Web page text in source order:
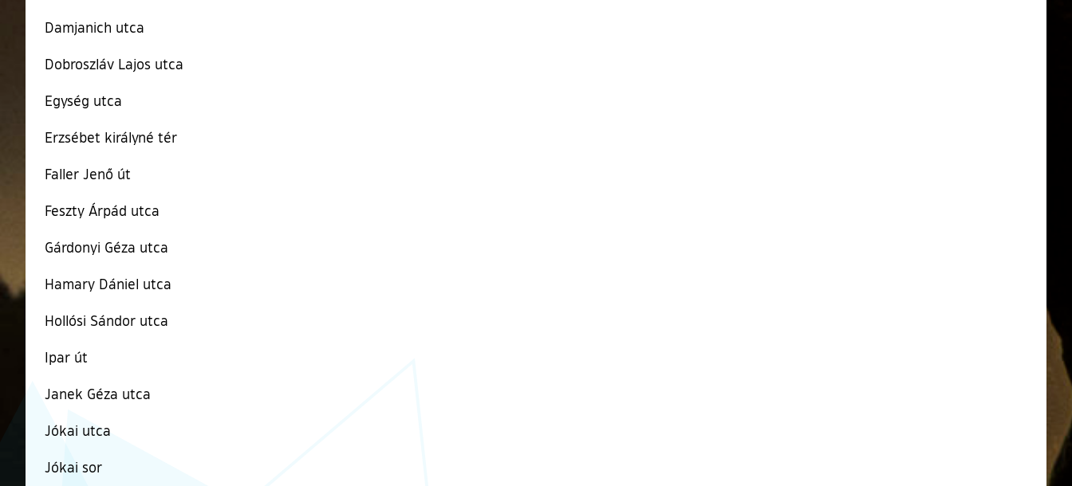
Damjanich utca
Dobroszláv Lajos utca
Egység utca
Erzsébet királyné tér
Faller Jenő út
Feszty Árpád utca
Gárdonyi Géza utca
Hamary Dániel utca
Hollósi Sándor utca
Ipar út
Janek Géza utca
Jókai utca
Jókai sor